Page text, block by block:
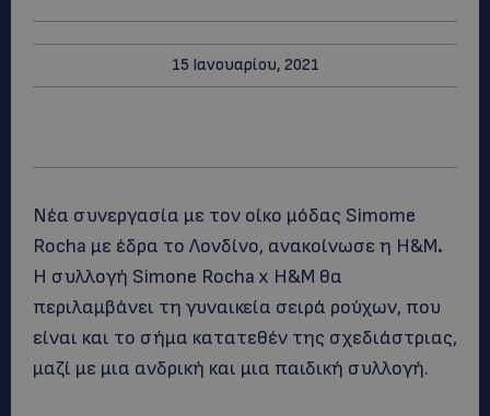
15 Ιανουαρίου, 2021
Nέα συνεργασία με τον οίκο μόδας Simome
Rocha με έδρα το Λονδίνο, ανακοίνωσε η H&M.
Η συλλογή Simone Rocha x H&M θα
περιλαμβάνει τη γυναικεία σειρά ρούχων, που
είναι και το σήμα κατατεθέν της σχεδιάστριας,
μαζί με μια ανδρική και μια παιδική συλλογή.